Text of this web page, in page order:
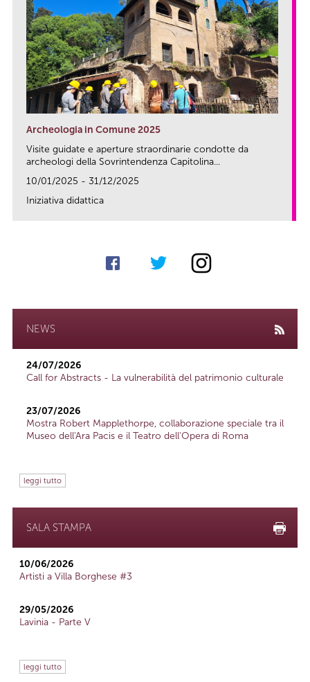
Archeologia in Comune 2025
Visite guidate e aperture straordinarie condotte da
archeologi della Sovrintendenza Capitolina...
10/01/2025 - 31/12/2025
Iniziativa didattica
NEWS
24/07/2026
Call for Abstracts - La vulnerabilità del patrimonio culturale
23/07/2026
Mostra Robert Mapplethorpe, collaborazione speciale tra il
Museo dell'Ara Pacis e il Teatro dell'Opera di Roma
leggi tutto
SALA STAMPA
10/06/2026
Artisti a Villa Borghese #3
29/05/2026
Lavinia - Parte V
leggi tutto